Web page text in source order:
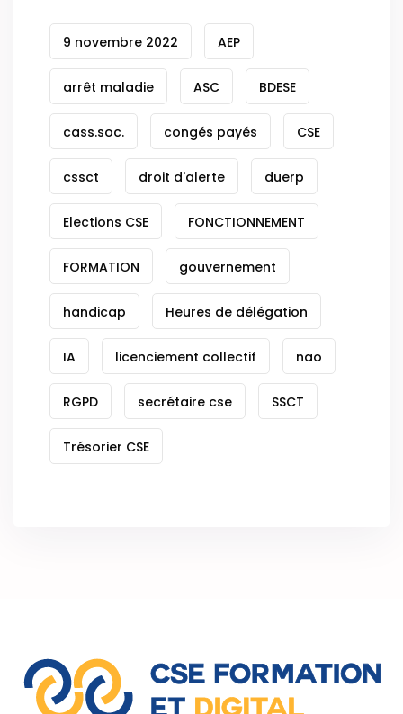
9 novembre 2022 AEP
arrêt maladie ASC BDESE
cass.soc. congés payés CSE
cssct droit d'alerte duerp
Elections CSE FONCTIONNEMENT
FORMATION gouvernement
handicap Heures de délégation
IA licenciement collectif nao
RGPD secrétaire cse SSCT
Trésorier CSE